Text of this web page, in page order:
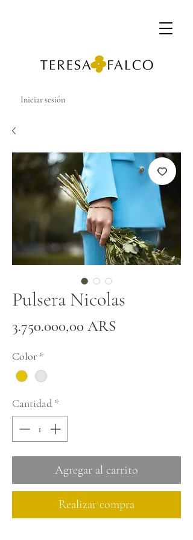
Iniciar sesión
Pulsera Nicolas
3.750.000,00 ARS
Color *
Cantidad *
Agregar al carrito
Realizar compra